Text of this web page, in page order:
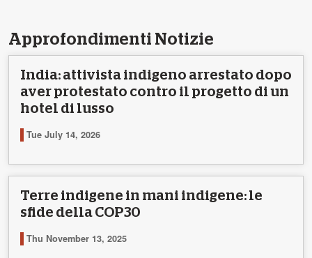
Approfondimenti Notizie
India: attivista indigeno arrestato dopo
aver protestato contro il progetto di un
hotel di lusso
Tue July 14, 2026
Terre indigene in mani indigene: le
sfide della COP30
Thu November 13, 2025